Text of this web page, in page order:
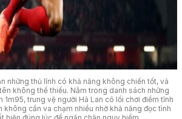
những thủ lĩnh có khả năng không chiến tốt, và
không thể thiếu. Nằm trong danh sách những
1m95, trung vệ người Hà Lan có lối chơi điềm tĩnh
không cần va chạm nhiều nhờ khả năng đọc tình